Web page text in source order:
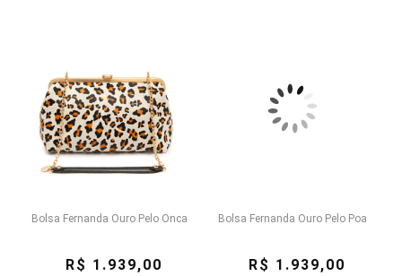
Bolsa Fernanda Ouro Pelo Onca
R$ 1.939,00
Bolsa Fernanda Ouro Pelo Poa
R$ 1.939,00